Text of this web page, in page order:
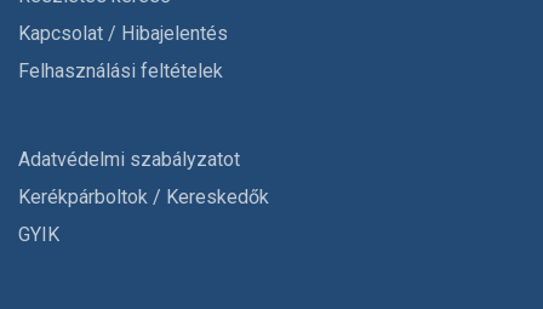
Kapcsolat / Hibajelentés
Felhasználási feltételek
Adatvédelmi szabályzatot
Kerékpárboltok / Kereskedők
GYIK